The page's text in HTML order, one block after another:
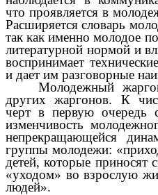
что проявляется в
Расширяется словарь
так как именно молодое
литературной нормой и
воспринимает
и дает им разговорные
Молодежный
других жаргонов. К
черт в первую очередь
изменчивость
непрекращающейся
группы молодежи:
детей, которые приносят
«уходом» во взрослую
людей».